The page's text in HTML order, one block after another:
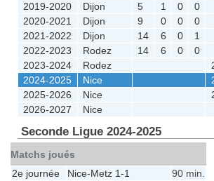
2019-2020
Dijon 5 1 0 0
2020-2021
Dijon 9 0 0
0
2021-2022
Dijon 14 6 0
1
2022-2023
Rodez 14 6 0 0
2023-2024
Rodez
2024-2025
Nice
2025-2026
Nice
2026-2027
Nice
Seconde Ligue 2024-2025
Matchs joués
2e journée
Nice-Metz 1-1
90 min.